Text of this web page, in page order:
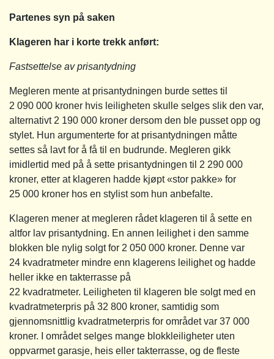
Partenes syn på saken
Klageren har i korte trekk anført:
Fastsettelse av prisantydning
Megleren mente at prisantydningen burde settes til
2 090 000 kroner hvis leiligheten skulle selges slik den var,
alternativt 2 190 000 kroner dersom den ble pusset opp og
stylet. Hun argumenterte for at prisantydningen måtte
settes så lavt for å få til en budrunde. Megleren gikk
imidlertid med på å sette prisantydningen til 2 290 000
kroner, etter at klageren hadde kjøpt «stor pakke» for
25 000 kroner hos en stylist som hun anbefalte.
Klageren mener at megleren rådet klageren til å sette en
altfor lav prisantydning. En annen leilighet i den samme
blokken ble nylig solgt for 2 050 000 kroner. Denne var
24 kvadratmeter mindre enn klagerens leilighet og hadde
heller ikke en takterrasse på
22 kvadratmeter. Leiligheten til klageren ble solgt med en
kvadratmeterpris på 32 800 kroner, samtidig som
gjennomsnittlig kvadratmeterpris for området var 37 000
kroner. I området selges mange blokkleiligheter uten
oppvarmet garasje, heis eller takterrasse, og de fleste